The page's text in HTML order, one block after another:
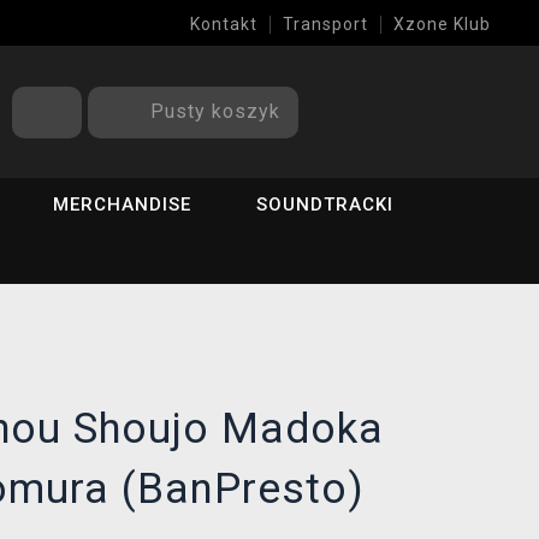
Kontakt Transport Xzone Klub
Pusty koszyk
MERCHANDISE SOUNDTRACKI
Shoujo Madoka
(BanPresto)